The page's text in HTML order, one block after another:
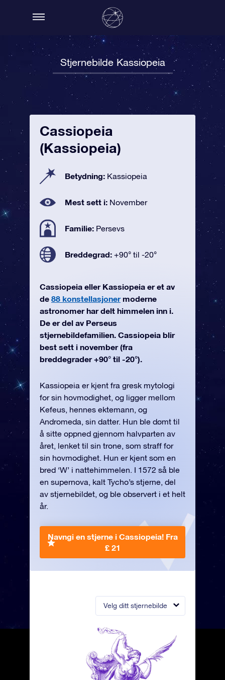
Stjernebilde Kassiopeia
Velg ditt stjernebilde
Cassiopeia
(Kassiopeia)
Betydning: Kassiopeia
Mest sett i: November
Familie: Persevs
Breddegrad: +90° til -20°
Cassiopeia eller Kassiopeia er et av
de 88 konstellasjonermoderne
astronomer har delt himmelen inn i.
De er del av Perseus
stjernebildefamilien. Cassiopeia blir
best sett i november (fra
breddegrader +90° til -20°).
Kassiopeia er kjent fra gresk mytologi
for sin hovmodighet, og ligger mellom
Kefeus, hennes ektemann, og
Andromeda, sin datter. Hun ble dømt til
å sitte oppned gjennom halvparten av
året, lenket til sin trone, som straff for
sin hovmodighet. Hun er kjent som en
bred ‘W’ i nattehimmelen. I 1572 så ble
en supernova, kalt Tycho’s stjerne, del
av stjernebildet, og ble observert i et helt
år.
Navngi en stjerne i Cassiopeia! Fra
£ 21